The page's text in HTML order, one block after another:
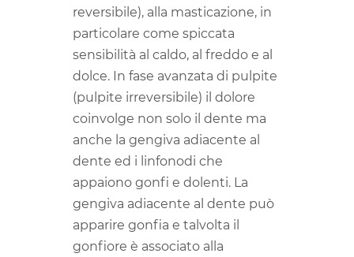
reversibile), alla masticazione, in
particolare come spiccata
sensibilità al caldo, al freddo e al
dolce. In fase avanzata di pulpite
(pulpite irreversibile) il dolore
coinvolge non solo il dente ma
anche la gengiva adiacente al
dente ed i linfonodi che
appaiono gonfi e dolenti. La
gengiva adiacente al dente può
apparire gonfia e talvolta il
gonfiore è associato alla